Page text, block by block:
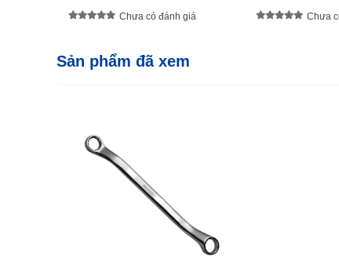
Chưa có đánh giá Chưa
Sản phẩm đã xem